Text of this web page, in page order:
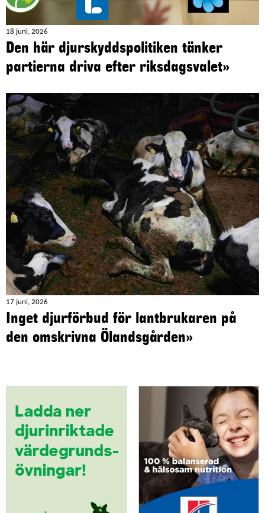
18 juni, 2026
Den här djurskyddspolitiken tänker
partierna driva efter riksdagsvalet»
17 juni, 2026
Inget djurförbud för lantbrukaren på
den omskrivna Ölandsgården»